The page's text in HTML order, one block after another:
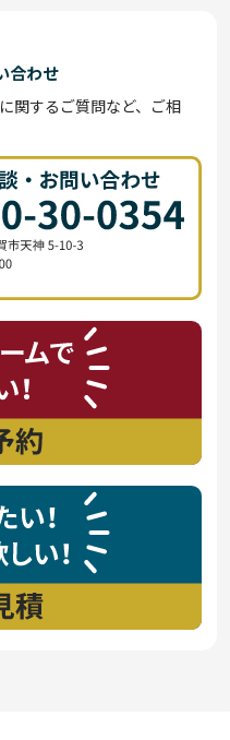
合わせ
関するご質問など、ご相